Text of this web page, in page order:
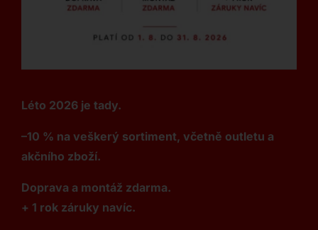
Léto 2026 je tady.
–10 % na veškerý sortiment, včetně outletu a
akčního zboží.
Doprava a montáž zdarma.
+ 1 rok záruky navíc.